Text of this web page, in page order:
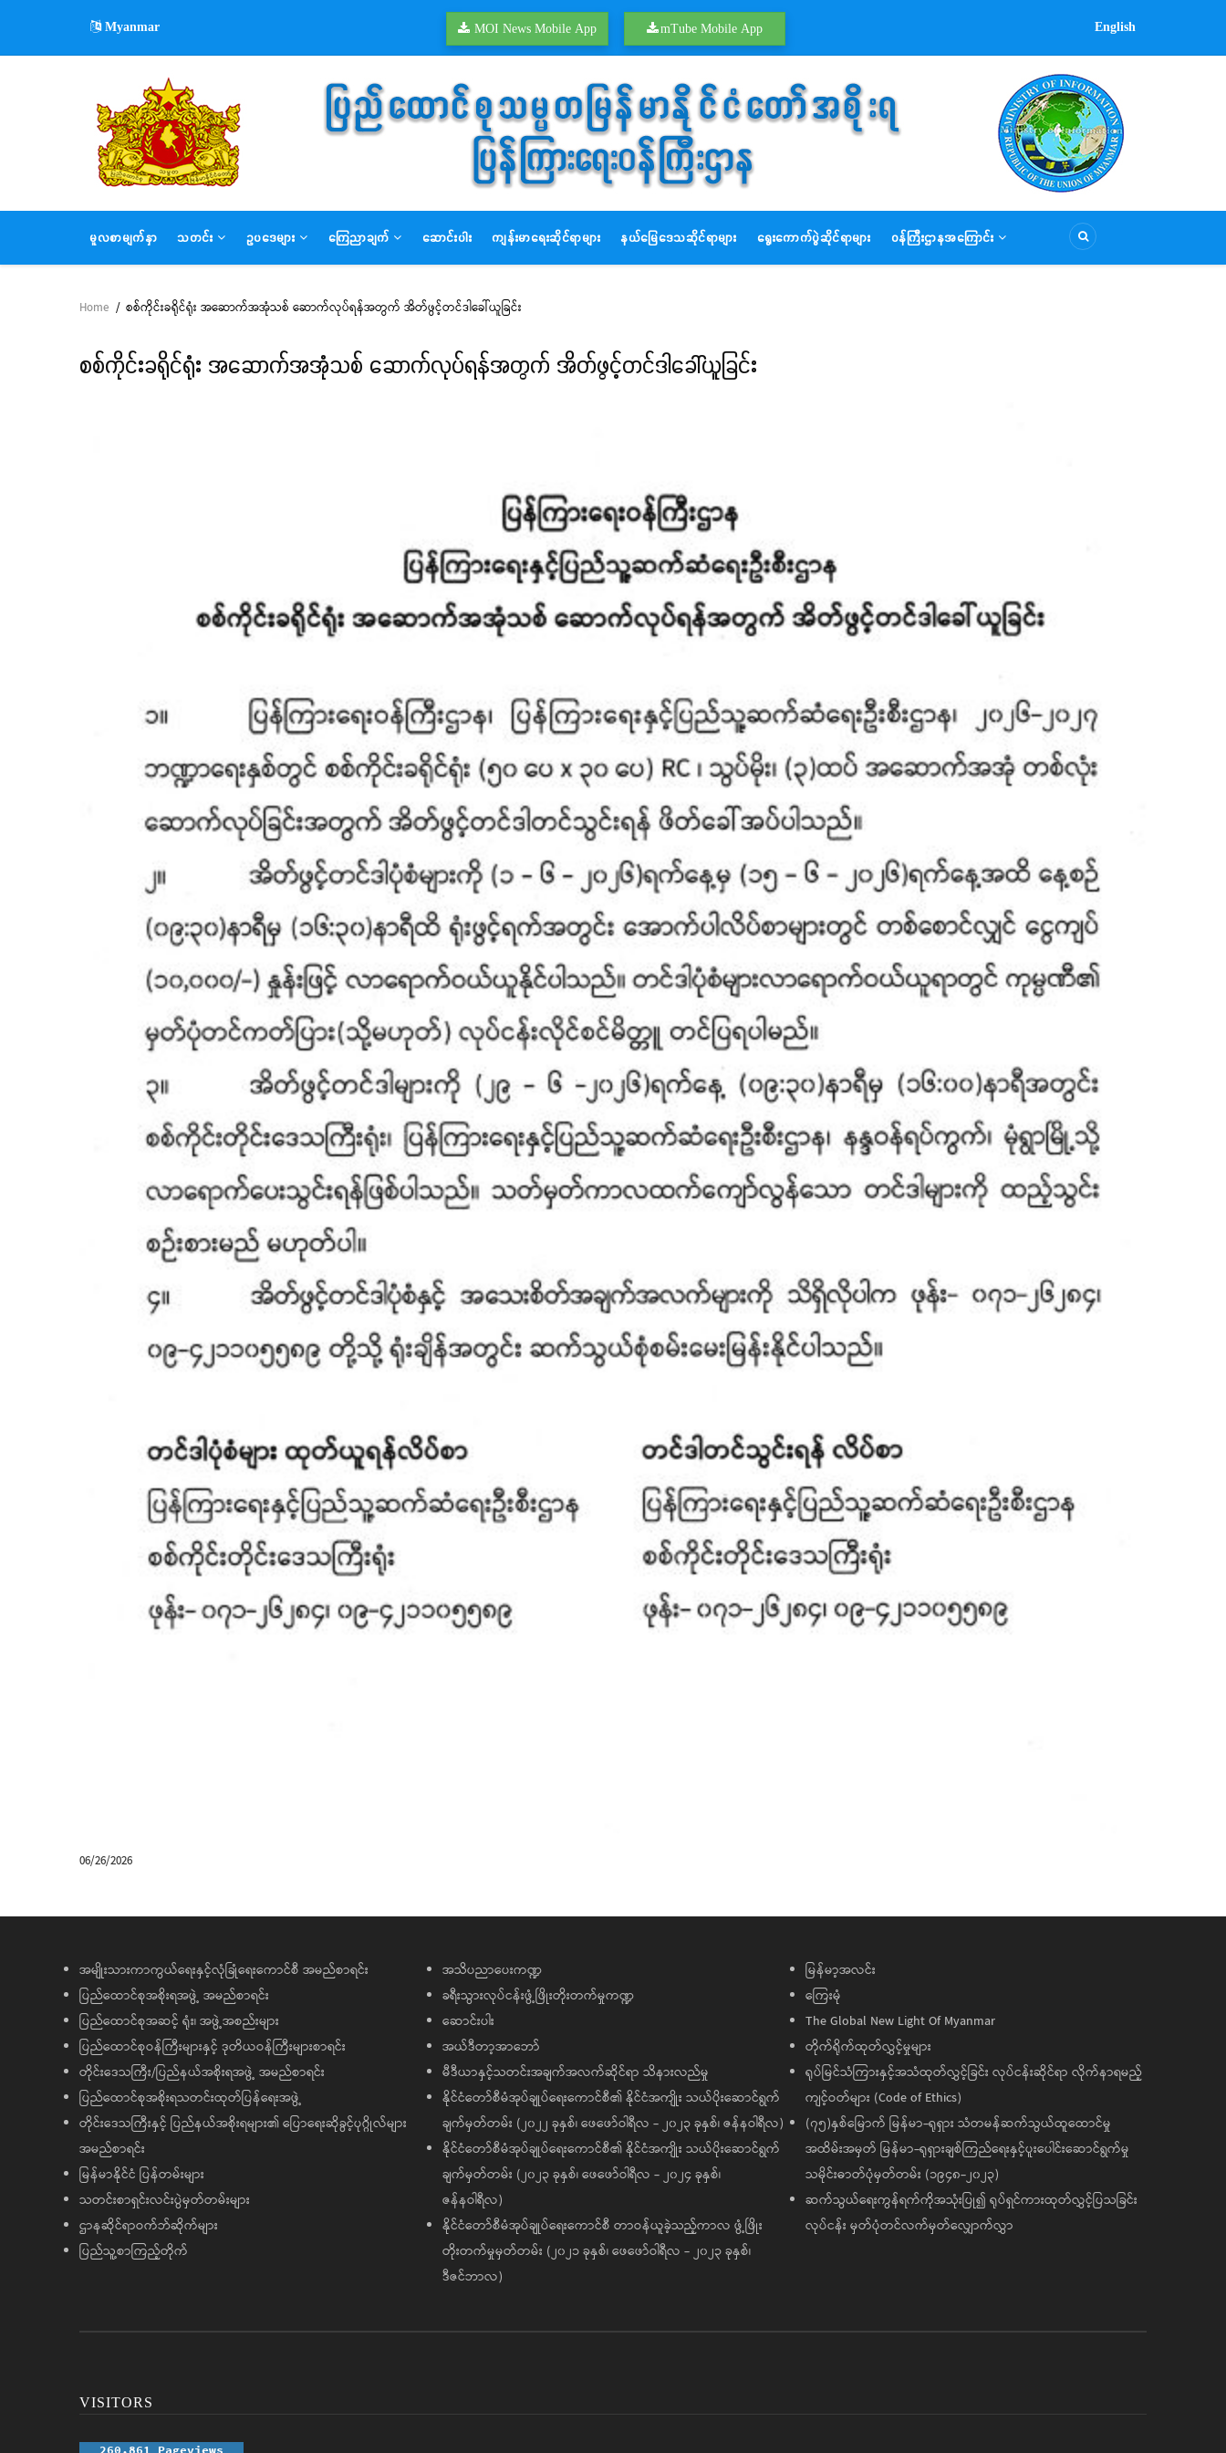
main
Myanmar MOI News Mobile App mTube Mobile App English
MAIN
NAVIGATION
မူလစာမျက်နှာ သတင်း ဥပဒေများ ကြေညာချက် ဆောင်းပါး ကျန်းမာရေးဆိုင်ရာများ နယ်မြေဒေသဆိုင်ရာများ ရွေးကောက်ပွဲဆိုင်ရာများ ဝန်ကြီးဌာနအကြောင်း
Breadcrumb
Home / စစ်ကိုင်းခရိုင်ရုံး အဆောက်အအုံသစ် ဆောက်လုပ်ရန်အတွက် အိတ်ဖွင့်တင်ဒါခေါ်ယူခြင်း
စစ်ကိုင်းခရိုင်ရုံး အဆောက်အအုံသစ် ဆောက်လုပ်ရန်အတွက် အိတ်ဖွင့်တင်ဒါခေါ်ယူခြင်း
06/26/2026
အမျိုးသားကာကွယ်ရေးနှင့်လုံခြုံရေးကောင်စီ အမည်စာရင်း
ပြည်ထောင်စုအစိုးရအဖွဲ့ အမည်စာရင်း
ပြည်ထောင်စုအဆင့် ရုံး၊ အဖွဲ့အစည်းများ
ပြည်ထောင်စုဝန်ကြီးများနှင့် ဒုတိယဝန်ကြီးများစာရင်း
တိုင်းဒေသကြီး/ပြည်နယ်အစိုးရအဖွဲ့ အမည်စာရင်း
ပြည်ထောင်စုအစိုးရသတင်းထုတ်ပြန်ရေးအဖွဲ့
တိုင်းဒေသကြီးနှင့် ပြည်နယ်အစိုးရများ၏ ပြောရေးဆိုခွင့်ပုဂ္ဂိုလ်များ
အမည်စာရင်း
မြန်မာနိုင်ငံ ပြန်တမ်းများ
သတင်းစာရှင်းလင်းပွဲမှတ်တမ်းများ
ဌာနဆိုင်ရာဝက်ဘ်ဆိုက်များ
ပြည်သူ့စာကြည့်တိုက်
အသိပညာပေးကဏ္ဍ
ခရီးသွားလုပ်ငန်းဖွံ့ဖြိုးတိုးတက်မှုကဏ္ဍ
ဆောင်းပါး
အယ်ဒီတာ့အာဘော်
မီဒီယာနှင့်သတင်းအချက်အလက်ဆိုင်ရာ သိနားလည်မှု
နိုင်ငံတော်စီမံအုပ်ချုပ်ရေးကောင်စီ၏ နိုင်ငံအကျိုး သယ်ပိုးဆောင်ရွက်
ချက်မှတ်တမ်း (၂၀၂၂ ခုနှစ်၊ ဖေဖော်ဝါရီလ - ၂၀၂၃ ခုနှစ်၊ ဇန်နဝါရီလ)
နိုင်ငံတော်စီမံအုပ်ချုပ်ရေးကောင်စီ၏ နိုင်ငံအကျိုး သယ်ပိုးဆောင်ရွက်
ချက်မှတ်တမ်း (၂၀၂၃ ခုနှစ်၊ ဖေဖော်ဝါရီလ - ၂၀၂၄ ခုနှစ်၊
ဇန်နဝါရီလ)
နိုင်ငံတော်စီမံအုပ်ချုပ်ရေးကောင်စီ တာဝန်ယူခဲ့သည့်ကာလ ဖွံ့ဖြိုး
တိုးတက်မှုမှတ်တမ်း (၂၀၂၁ ခုနှစ်၊ ဖေဖော်ဝါရီလ - ၂၀၂၃ ခုနှစ်၊
ဒီဇင်ဘာလ)
မြန်မာ့အလင်း
ကြေးမုံ
The Global New Light Of Myanmar
တိုက်ရိုက်ထုတ်လွှင့်မှုများ
ရုပ်မြင်သံကြားနှင့်အသံထုတ်လွှင့်ခြင်း လုပ်ငန်းဆိုင်ရာ လိုက်နာရမည့်
ကျင့်ဝတ်များ (Code of Ethics)
(၇၅)နှစ်မြောက် မြန်မာ-ရုရှား သံတမန်ဆက်သွယ်ထူထောင်မှု
အထိမ်းအမှတ် မြန်မာ-ရုရှားချစ်ကြည်ရေးနှင့်ပူးပေါင်းဆောင်ရွက်မှု
သမိုင်းဓာတ်ပုံမှတ်တမ်း (၁၉၄၈-၂၀၂၃)
ဆက်သွယ်ရေးကွန်ရက်ကိုအသုံးပြု၍ ရုပ်ရှင်ကားထုတ်လွှင့်ပြသခြင်း
လုပ်ငန်း မှတ်ပုံတင်လက်မှတ်လျှောက်လွှာ
VISITORS